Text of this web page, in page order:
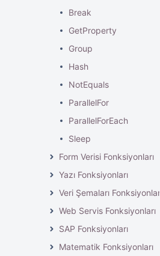
Break
GetProperty
Group
Hash
NotEquals
ParallelFor
ParallelForEach
Sleep
Form Verisi Fonksiyonları
Yazı Fonksiyonları
Veri Şemaları Fonksiyonları
Web Servis Fonksiyonları
SAP Fonksiyonları
Matematik Fonksiyonları